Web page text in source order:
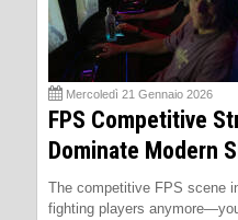
Mercoledì 21 Gennaio 2026
FPS Competitive
Dominate Modern
The competitive FPS scene
fighting players